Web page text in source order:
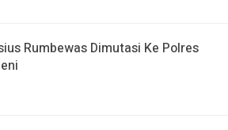
Rumbewas Dimutasi Ke Polres